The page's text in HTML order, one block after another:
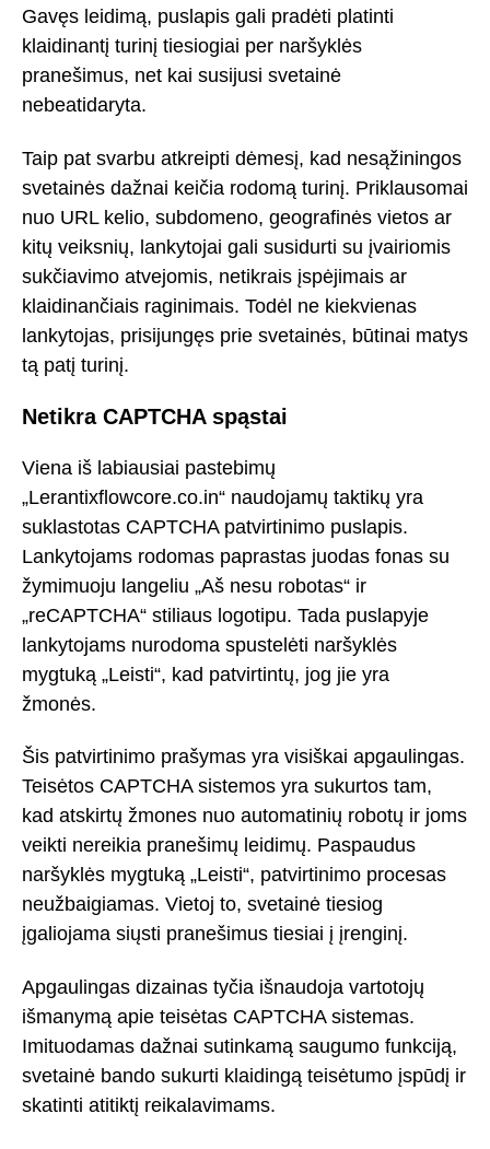
Gavęs leidimą, puslapis gali pradėti platinti
klaidinantį turinį tiesiogiai per naršyklės
pranešimus, net kai susijusi svetainė
nebeatidaryta.
Taip pat svarbu atkreipti dėmesį, kad nesąžiningos
svetainės dažnai keičia rodomą turinį. Priklausomai
nuo URL kelio, subdomeno, geografinės vietos ar
kitų veiksnių, lankytojai gali susidurti su įvairiomis
sukčiavimo atvejomis, netikrais įspėjimais ar
klaidinančiais raginimais. Todėl ne kiekvienas
lankytojas, prisijungęs prie svetainės, būtinai matys
tą patį turinį.
Netikra CAPTCHA spąstai
Viena iš labiausiai pastebimų
„Lerantixflowcore.co.in“ naudojamų taktikų yra
suklastotas CAPTCHA patvirtinimo puslapis.
Lankytojams rodomas paprastas juodas fonas su
žymimuoju langeliu „Aš nesu robotas“ ir
„reCAPTCHA“ stiliaus logotipu. Tada puslapyje
lankytojams nurodoma spustelėti naršyklės
mygtuką „Leisti“, kad patvirtintų, jog jie yra
žmonės.
Šis patvirtinimo prašymas yra visiškai apgaulingas.
Teisėtos CAPTCHA sistemos yra sukurtos tam,
kad atskirtų žmones nuo automatinių robotų ir joms
veikti nereikia pranešimų leidimų. Paspaudus
naršyklės mygtuką „Leisti“, patvirtinimo procesas
neužbaigiamas. Vietoj to, svetainė tiesiog
įgaliojama siųsti pranešimus tiesiai į įrenginį.
Apgaulingas dizainas tyčia išnaudoja vartotojų
išmanymą apie teisėtas CAPTCHA sistemas.
Imituodamas dažnai sutinkamą saugumo funkciją,
svetainė bando sukurti klaidingą teisėtumo įspūdį ir
skatinti atitiktį reikalavimams.